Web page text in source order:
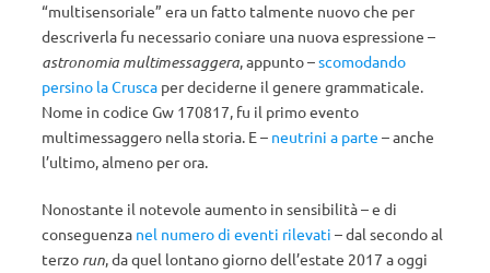
“multisensoriale” era un fatto talmente nuovo che per
descriverla fu necessario coniare una nuova espressione –
astronomia multimessaggera, appunto –scomodando
persino la Crusca per deciderne il genere grammaticale.
Nome in codice Gw 170817, fu il primo evento
multimessaggero nella storia. E – neutrini a parte – anche
l’ultimo, almeno per ora.
Nonostante il notevole aumento in sensibilità – e di
conseguenza nel numero di eventi rilevati – dal secondo al
terzo run, da quel lontano giorno dell’estate 2017 a oggi